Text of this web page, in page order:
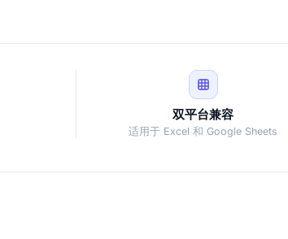
双平台兼容
适用于 Excel 和 Google Sheets